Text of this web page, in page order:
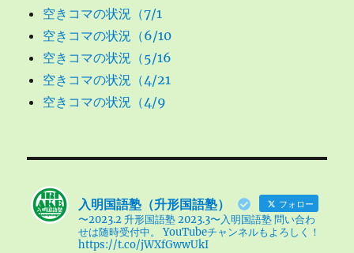
空きコマの状況（7/1
空きコマの状況（6/10
空きコマの状況（5/16
空きコマの状況（4/21
空きコマの状況（4/9
入明国語塾（升形国語塾） フォロー
〜2023.2 升形国語塾 2023.3〜入明国語塾 問い合わ
せは随時受付中。 YouTubeチャンネルもよろしく！
https://t.co/jWXfGwwUkI